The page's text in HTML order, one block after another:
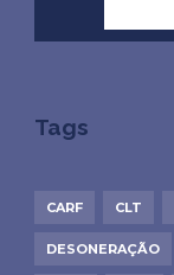
Tags
CARF CLT
DESONERAÇÃO